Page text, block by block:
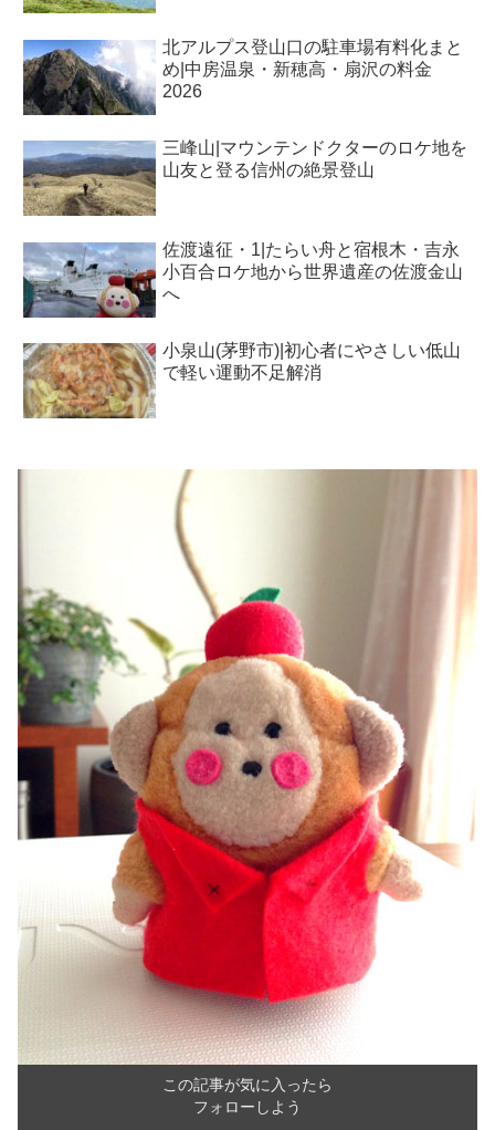
北アルプス登山口の駐車場有料化まと
め|中房温泉・新穂高・扇沢の料金
2026
三峰山|マウンテンドクターのロケ地を
山友と登る信州の絶景登山
佐渡遠征・1|たらい舟と宿根木・吉永
小百合ロケ地から世界遺産の佐渡金山
へ
小泉山(茅野市)|初心者にやさしい低山
で軽い運動不足解消
この記事が気に入ったら
フォローしよう